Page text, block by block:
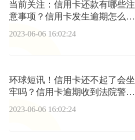
当前关注：信用卡还款有哪些注
意事项？信用卡发生逾期怎么
2023-06-06 16:02:24
环球短讯！信用卡还不起了会坐
牢吗？信用卡逾期收到法院警告
函怎么办？
2023-06-06 16:02:24